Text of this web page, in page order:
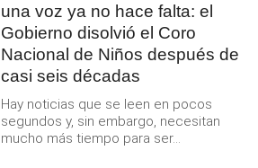
una voz ya no hace falta: el
Gobierno disolvió el Coro
Nacional de Niños después de
casi seis décadas
Hay noticias que se leen en pocos
segundos y, sin embargo, necesitan
mucho más tiempo para ser...